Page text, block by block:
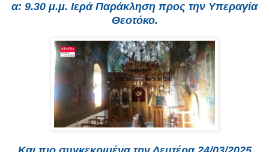
α: 9.30 μ.μ. Ιερά Παράκληση προς την Υπεραγία
Θεοτόκο.